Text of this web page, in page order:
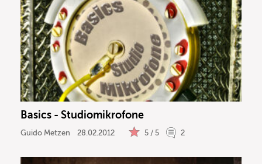
Basics - Studiomikrofone
Guido Metzen 28.02.2012 5 / 5 2